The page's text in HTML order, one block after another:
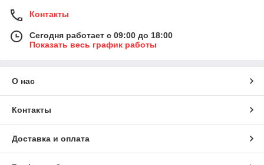
Контакты
Сегодня работает с 09:00 до 18:00
Показать весь график работы
О нас
Контакты
Доставка и оплата